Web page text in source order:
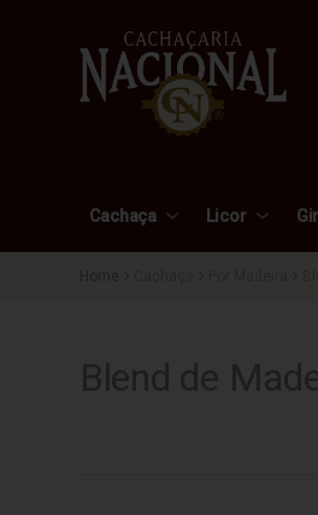
Cachaça Licor